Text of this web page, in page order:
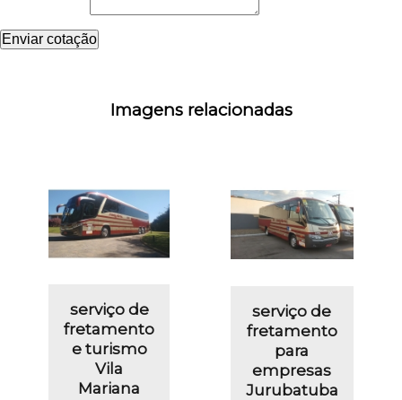
Enviar cotação
Imagens relacionadas
serviço de
fretamento
e turismo
Vila
Mariana
serviço de
fretamento
para
empresas
Jurubatuba